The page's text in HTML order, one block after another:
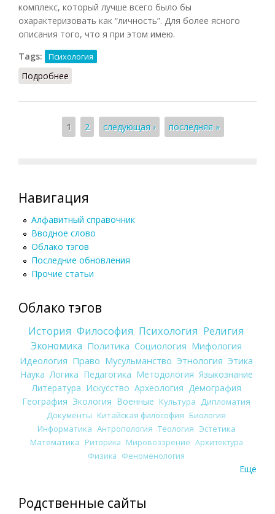
комплекс, который лучше всего было бы
охарактеризовать как “личность”. Для более ясного
описания того, что я при этом имею.
Tags:
Психология
Подробнее
Страницы
1 2 следующая › последняя »
Навигация
Алфавитный справочник
Вводное слово
Облако тэгов
Последние обновления
Прочие статьи
Облако тэгов
История Философия Психология Религия
Экономика Политика Социология Мифология
Идеология Право Мусульманство Этнология Этика
Наука Логика Педагогика Методология Языкознание
Литература Искусство Археология Демография
География Экология Военные Культура
Дипломатия
Документы Китайская философия Биология
Информатика Антропология Теология Эстетика
Математика Риторика Мировоззрение Архитектура
Физика Феноменология
Еще
Родственные сайты